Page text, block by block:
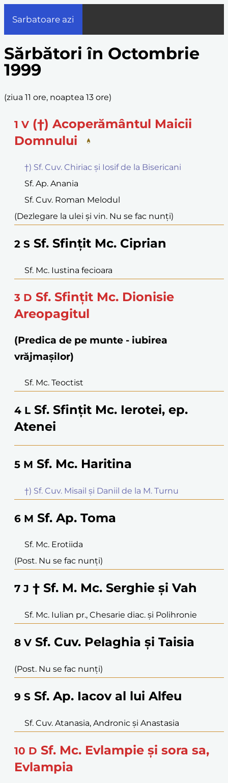
Sarbatoare azi
Sărbători în Octombrie
1999
(ziua 11 ore, noaptea 13 ore)
1 V (†) Acoperământul Maicii
Domnului
†) Sf. Cuv. Chiriac și Iosif de la Bisericani
Sf. Ap. Anania
Sf. Cuv. Roman Melodul
(Dezlegare la ulei și vin. Nu se fac nunți)
2 S Sf. Sfințit Mc. Ciprian
Sf. Mc. Iustina fecioara
3 D Sf. Sfințit Mc. Dionisie
Areopagitul
(Predica de pe munte - iubirea
vrăjmașilor)
Sf. Mc. Teoctist
4 L Sf. Sfințit Mc. Ierotei, ep.
Atenei
5 M Sf. Mc. Haritina
†) Sf. Cuv. Misail și Daniil de la M. Turnu
6 M Sf. Ap. Toma
Sf. Mc. Erotiida
(Post. Nu se fac nunți)
7 J † Sf. M. Mc. Serghie și Vah
Sf. Mc. Iulian pr., Chesarie diac. și Polihronie
8 V Sf. Cuv. Pelaghia și Taisia
(Post. Nu se fac nunți)
9 S Sf. Ap. Iacov al lui Alfeu
Sf. Cuv. Atanasia, Andronic și Anastasia
10 D Sf. Mc. Evlampie și sora sa,
Evlampia